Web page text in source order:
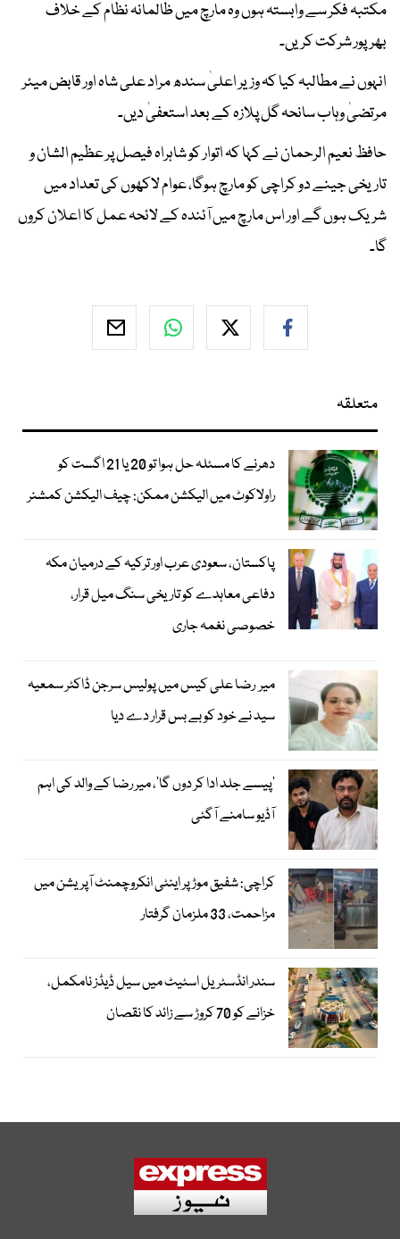
مکتبہ فکر سے وابستہ ہوں وہ مارچ میں ظالمانہ نظام کے خلاف
بھرپور شرکت کریں۔
انہوں نے مطالبہ کیا کہ وزیر اعلیٰ سندھ مراد علی شاہ اور قابض میئر
مرتضیٰ وہاب سانحہ گل پلازہ کے بعد استعفیٰ دیں۔
حافظ نعیم الرحمان نے کہا کہ اتوار کو شاہراہ فیصل پر عظیم الشان و
تاریخی جینے دو کراچی کو مارچ ہوگا، عوام لاکھوں کی تعداد میں
شریک ہوں گے اور اس مارچ میں آئندہ کے لائحہ عمل کا اعلان کروں
گا۔
متعلقہ
دھرنے کا مسئلہ حل ہوا تو 20 یا 21 اگست کو
راولاکوٹ میں الیکشن ممکن: چیف الیکشن کمشنر
پاکستان، سعودی عرب اور ترکیہ کے درمیان مکہ
دفاعی معاہدے کو تاریخی سنگ میل قرار،
خصوصی نغمہ جاری
میر رضا علی کیس میں پولیس سرجن ڈاکٹر سمعیہ
سید نے خود کو بے بس قرار دے دیا
’پیسے جلد ادا کر دوں گا‘، میر رضا کے والد کی اہم
آڈیو سامنے آگئی
کراچی: شفیق موڑ پر اینٹی انکروچمنٹ آپریشن میں
مزاحمت، 33 ملزمان گرفتار
سندر انڈسٹریل اسٹیٹ میں سیل ڈیڈز نامکمل،
خزانے کو 70 کروڑ سے زائد کا نقصان